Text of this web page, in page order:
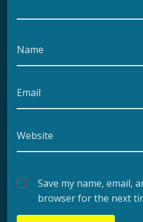
Name
Email
Website
Save my name, email,
browser for the next